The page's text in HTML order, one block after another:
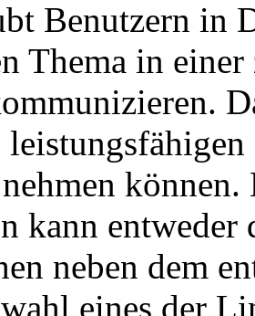
Benutzern in
Thema in
kann
neben dem
eines der